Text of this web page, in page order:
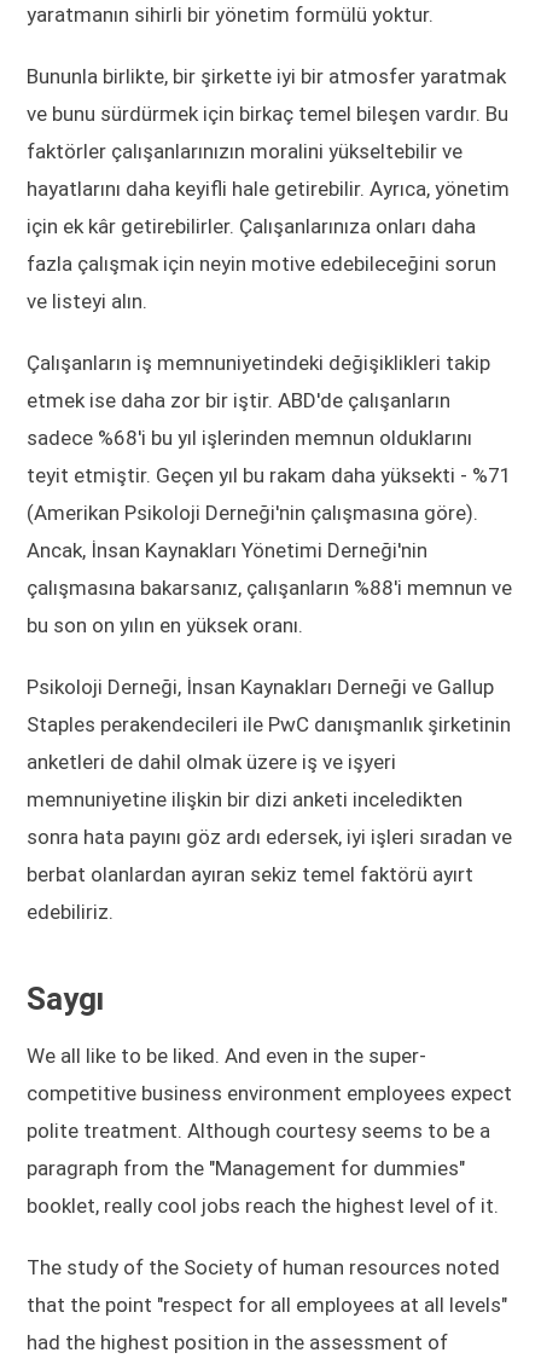
yaratmanın sihirli bir yönetim formülü yoktur.
Bununla birlikte, bir şirkette iyi bir atmosfer yaratmak
ve bunu sürdürmek için birkaç temel bileşen vardır. Bu
faktörler çalışanlarınızın moralini yükseltebilir ve
hayatlarını daha keyifli hale getirebilir. Ayrıca, yönetim
için ek kâr getirebilirler. Çalışanlarınıza onları daha
fazla çalışmak için neyin motive edebileceğini sorun
ve listeyi alın.
Çalışanların iş memnuniyetindeki değişiklikleri takip
etmek ise daha zor bir iştir. ABD'de çalışanların
sadece %68'i bu yıl işlerinden memnun olduklarını
teyit etmiştir. Geçen yıl bu rakam daha yüksekti - %71
(Amerikan Psikoloji Derneği'nin çalışmasına göre).
Ancak, İnsan Kaynakları Yönetimi Derneği'nin
çalışmasına bakarsanız, çalışanların %88'i memnun ve
bu son on yılın en yüksek oranı.
Psikoloji Derneği, İnsan Kaynakları Derneği ve Gallup
Staples perakendecileri ile PwC danışmanlık şirketinin
anketleri de dahil olmak üzere iş ve işyeri
memnuniyetine ilişkin bir dizi anketi inceledikten
sonra hata payını göz ardı edersek, iyi işleri sıradan ve
berbat olanlardan ayıran sekiz temel faktörü ayırt
edebiliriz.
Saygı
We all like to be liked. And even in the super-
competitive business environment employees expect
polite treatment. Although courtesy seems to be a
paragraph from the "Management for dummies"
booklet, really cool jobs reach the highest level of it.
The study of the Society of human resources noted
that the point "respect for all employees at all levels"
had the highest position in the assessment of